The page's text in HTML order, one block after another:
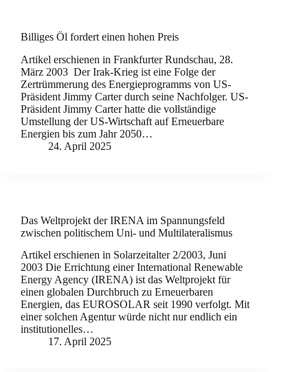
Billiges Öl fordert einen hohen Preis
Artikel erschienen in Frankfurter Rundschau, 28.
März 2003 Der Irak-Krieg ist eine Folge der
Zertrümmerung des Energieprogramms von US-
Präsident Jimmy Carter durch seine Nachfolger. US-
Präsident Jimmy Carter hatte die vollständige
Umstellung der US-Wirtschaft auf Erneuerbare
Energien bis zum Jahr 2050…
24. April 2025
Das Weltprojekt der IRENA im Spannungsfeld
zwischen politischem Uni- und Multilateralismus
Artikel erschienen in Solarzeitalter 2/2003, Juni
2003 Die Errichtung einer International Renewable
Energy Agency (IRENA) ist das Weltprojekt für
einen globalen Durchbruch zu Erneuerbaren
Energien, das EUROSOLAR seit 1990 verfolgt. Mit
einer solchen Agentur würde nicht nur endlich ein
institutionelles…
17. April 2025